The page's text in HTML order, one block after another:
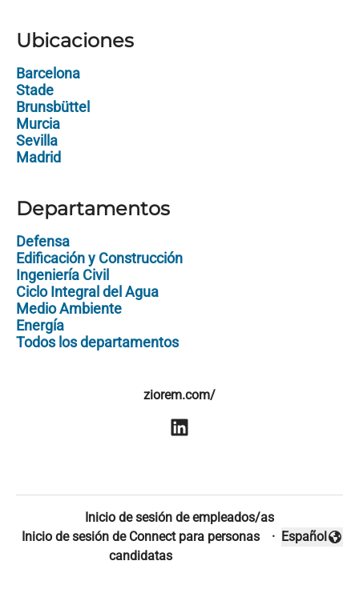
Ubicaciones
Barcelona
Stade
Brunsbüttel
Murcia
Sevilla
Madrid
Departamentos
Defensa
Edificación y Construcción
Ingeniería Civil
Ciclo Integral del Agua
Medio Ambiente
Energía
Todos los departamentos
ziorem.com/
Inicio de sesión de empleados/as
Inicio de sesión de Connect para personas
candidatas
·
Cambiar
Español